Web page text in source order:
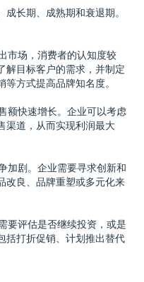
长期、成熟期和衰退期。
市场，消费者的认知度较
解目标客户的需求，并制定
方式提高品牌知名度。
额快速增长。企业可以考虑
渠道，从而实现利润最大
加剧。企业需要寻求创新和
改良、品牌重塑或多元化来
要评估是否继续投资，或是
括打折促销、计划推出替代